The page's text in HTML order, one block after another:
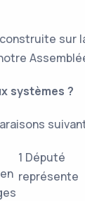
systèmes ?
1 Député
représente